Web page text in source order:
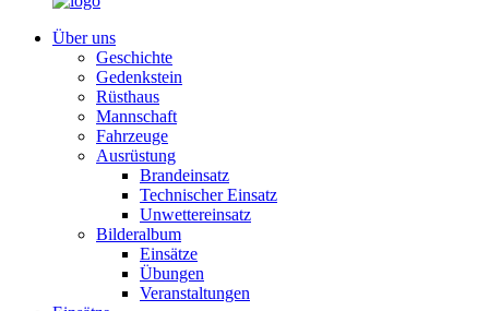
Über uns
Geschichte
Gedenkstein
Rüsthaus
Mannschaft
Fahrzeuge
Ausrüstung
Brandeinsatz
Technischer Einsatz
Unwettereinsatz
Bilderalbum
Einsätze
Übungen
Veranstaltungen